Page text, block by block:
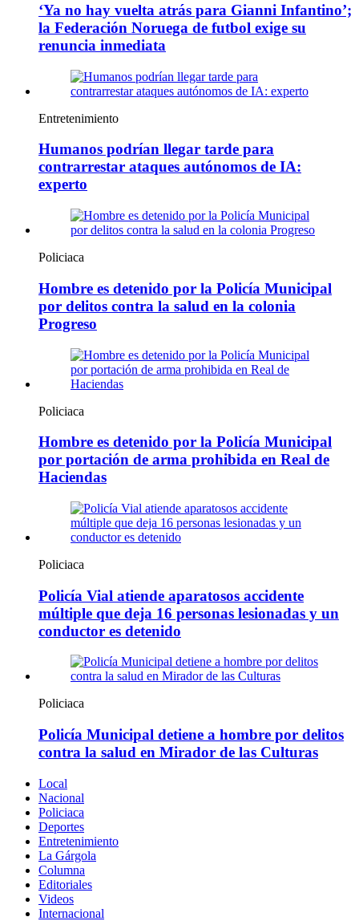
‘Ya no hay vuelta atrás para Gianni Infantino’;
la Federación Noruega de futbol exige su
renuncia inmediata
Entretenimiento
Humanos podrían llegar tarde para
contrarrestar ataques autónomos de IA:
experto
Policiaca
Hombre es detenido por la Policía Municipal
por delitos contra la salud en la colonia
Progreso
Policiaca
Hombre es detenido por la Policía Municipal
por portación de arma prohibida en Real de
Haciendas
Policiaca
Policía Vial atiende aparatosos accidente
múltiple que deja 16 personas lesionadas y un
conductor es detenido
Policiaca
Policía Municipal detiene a hombre por delitos
contra la salud en Mirador de las Culturas
Local
Nacional
Policiaca
Deportes
Entretenimiento
La Gárgola
Columna
Editoriales
Videos
Internacional